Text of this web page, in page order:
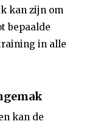
kan zijn om
bepaalde
in alle
kan de